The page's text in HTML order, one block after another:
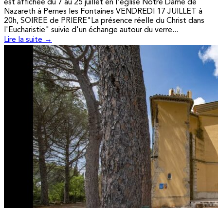
est affichée du 7 au 25 juillet en l'église Notre Dame de
Nazareth à Pernes les Fontaines VENDREDI 17 JUILLET à
20h, SOIREE de PRIERE"La présence réelle du Christ dans
l'Eucharistie" suivie d'un échange autour du verre...
Lire la suite →